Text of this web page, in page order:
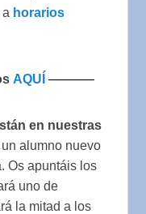
horarios
AQUÍ ———–
en nuestras
alumno nuevo
Os apuntáis los
uno de
la mitad a los